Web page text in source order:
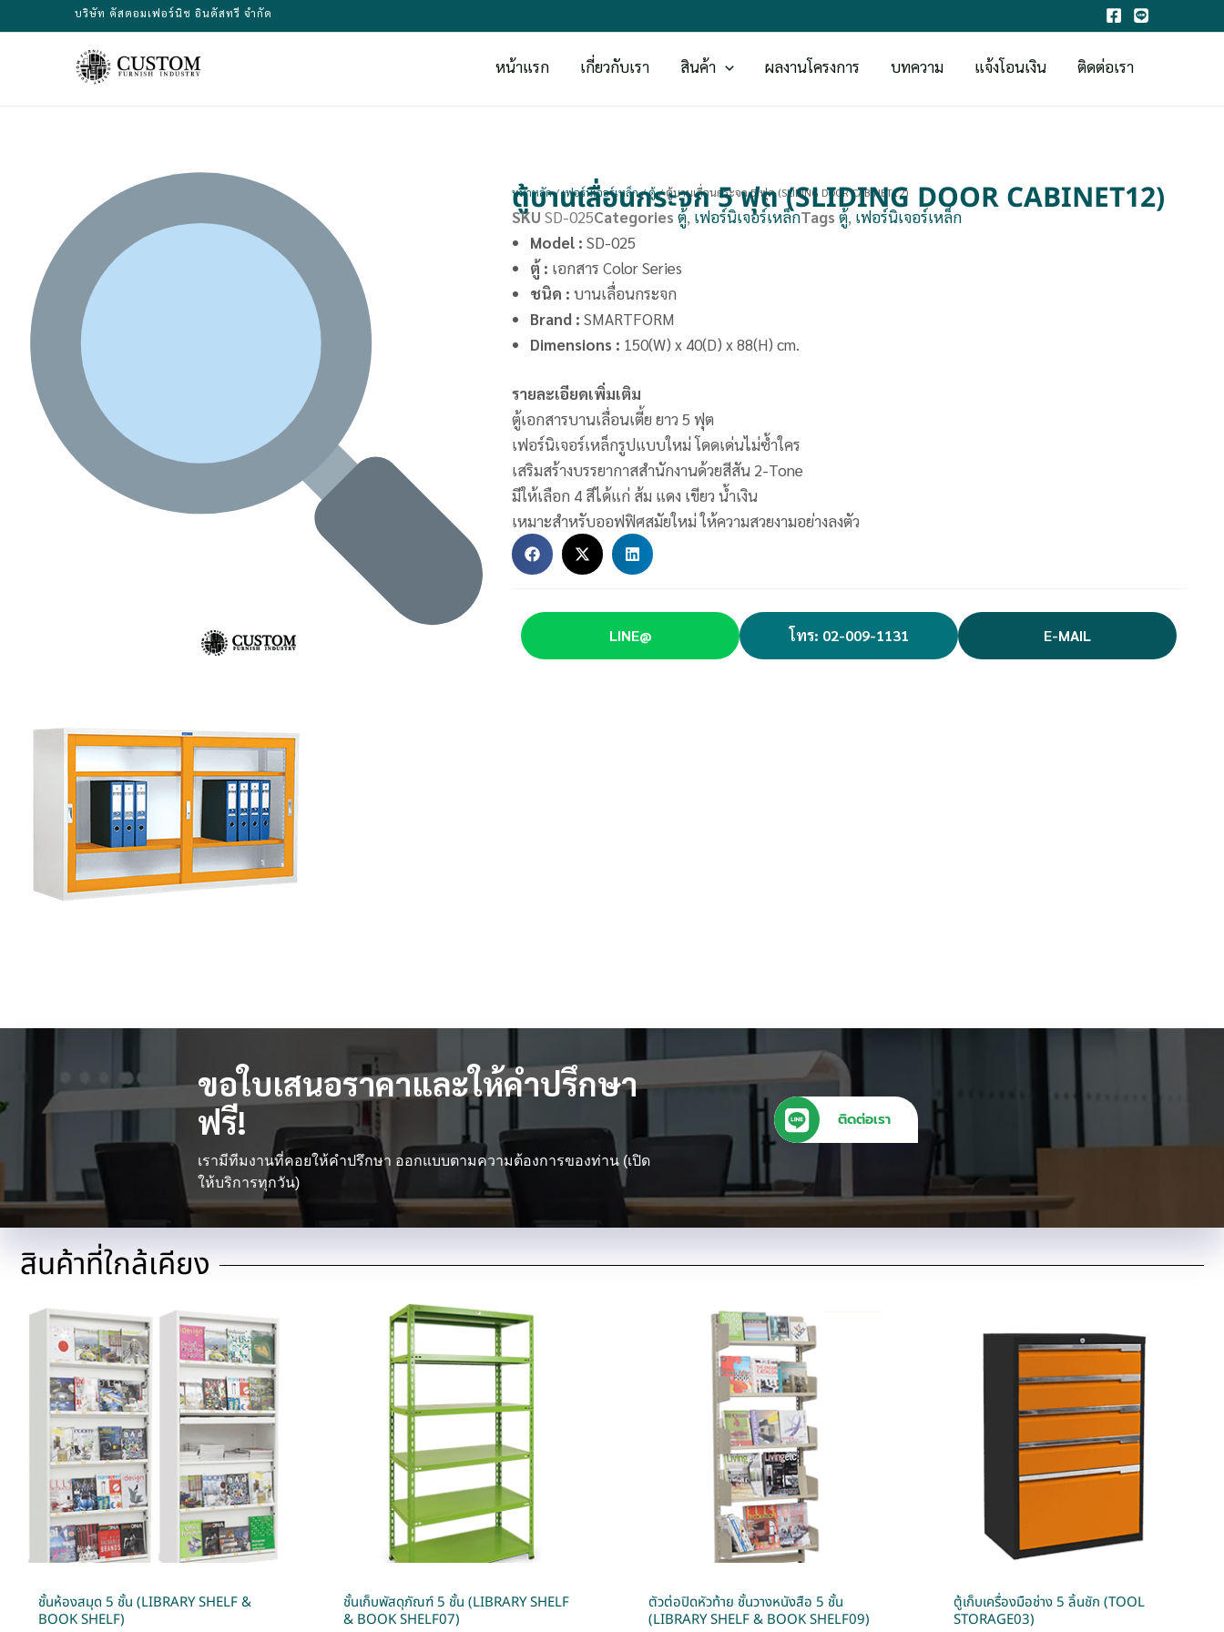
to
บริษัท คัสตอมเฟอร์นิช อินดัสทรี จำกัด
หน้าแรก เกี่ยวกับเรา สินค้า ผลงานโครงการ บทความ แจ้งโอนเงิน ติดต่อเรา
หน้าหลัก/เฟอร์นิเจอร์เหล็ก/ตู้/ ตู้บานเลื่อนกระจก 5 ฟุต (SLIDING DOOR CABINET12)
ตู้บานเลื่อนกระจก 5 ฟุต (SLIDING DOOR CABINET12)
SKU SD-025Categories ตู้, เฟอร์นิเจอร์เหล็กTags ตู้, เฟอร์นิเจอร์เหล็ก
Model : SD-025
ตู้ : เอกสาร Color Series
ชนิด : บานเลื่อนกระจก
Brand : SMARTFORM
Dimensions : 150(W) x 40(D) x 88(H) cm.
รายละเอียดเพิ่มเติม
ตู้เอกสารบานเลื่อนเตี้ย ยาว 5 ฟุต
เฟอร์นิเจอร์เหล็กรูปแบบใหม่ โดดเด่นไม่ซ้ำใคร
เสริมสร้างบรรยากาสสำนักงานด้วยสีสัน 2-Tone
มีให้เลือก 4 สีได้แก่ ส้ม แดง เขียว น้ำเงิน
เหมาะสำหรับออฟฟิศสมัยใหม่ ให้ความสวยงามอย่างลงตัว
LINE@ โทร: 02-009-1131 E-MAIL
ขอใบเสนอราคาและให้คำปรึกษา
ฟรี!
เรามีทีมงานที่คอยให้คำปรึกษา ออกแบบตามความต้องการของท่าน (เปิด
ให้บริการทุกวัน)
ติดต่อเรา
สินค้าที่ใกล้เคียง
ชั้นห้องสมุด 5 ชั้น (LIBRARY SHELF &
BOOK SHELF)
ชั้นเก็บพัสดุภัณฑ์ 5 ชั้น (LIBRARY SHELF
& BOOK SHELF07)
ตัวต่อปิดหัวท้าย ชั้นวางหนังสือ 5 ชั้น
(LIBRARY SHELF & BOOK SHELF09)
ตู้เก็บเครื่องมือช่าง 5 ลิ้นชัก (TOOL
STORAGE03)